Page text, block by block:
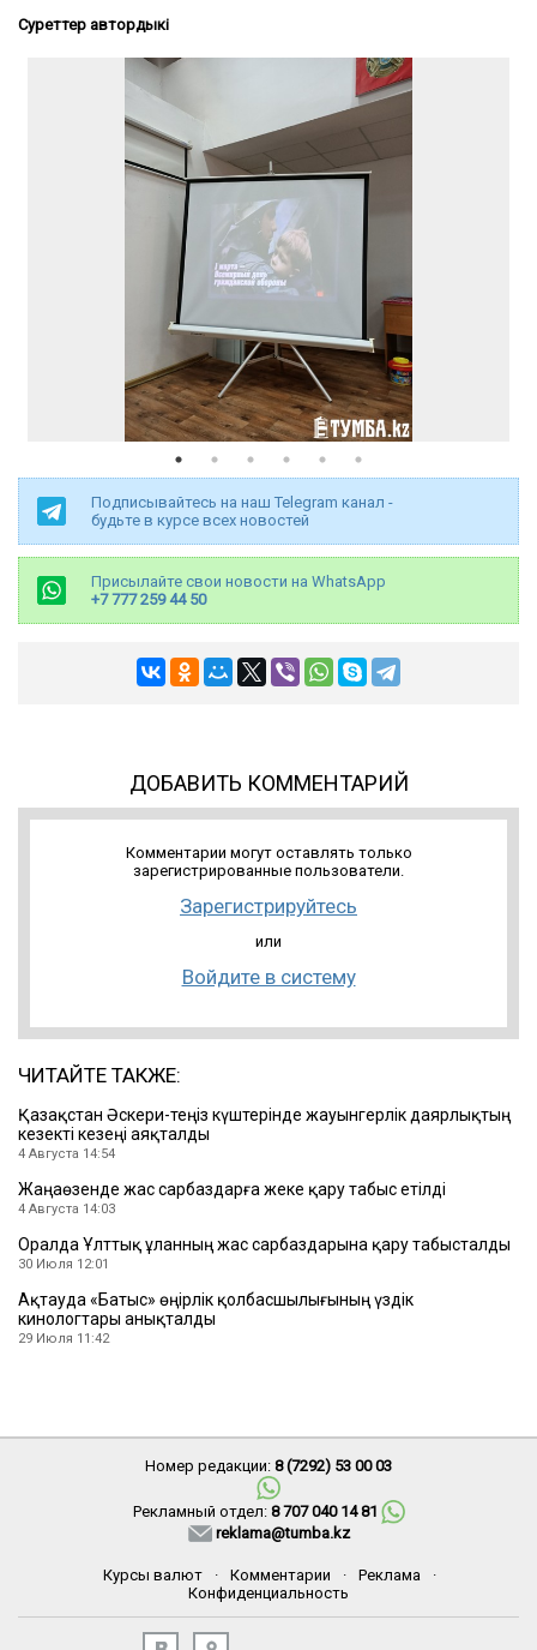
Суреттер автордыкі
Подписывайтесь на наш Telegram канал -
будьте в курсе всех новостей
Присылайте свои новости на WhatsApp
+7 777 259 44 50
ДОБАВИТЬ КОММЕНТАРИЙ
Комментарии могут оставлять только
зарегистрированные пользователи.
Зарегистрируйтесь
или
Войдите в систему
ЧИТАЙТЕ ТАКЖЕ:
Қазақстан Әскери-теңіз күштерінде жауынгерлік даярлықтың
кезекті кезеңі аяқталды
4 Августа 14:54
Жаңаөзенде жас сарбаздарға жеке қару табыс етілді
4 Августа 14:03
Оралда Ұлттық ұланның жас сарбаздарына қару табысталды
30 Июля 12:01
Ақтауда «Батыс» өңірлік қолбасшылығының үздік
кинологтары анықталды
29 Июля 11:42
Номер редакции: 8 (7292) 53 00 03
Рекламный отдел: 8 707 040 14 81
reklama@tumba.kz
Курсы валют · Комментарии · Реклама
·
Конфиденциальность